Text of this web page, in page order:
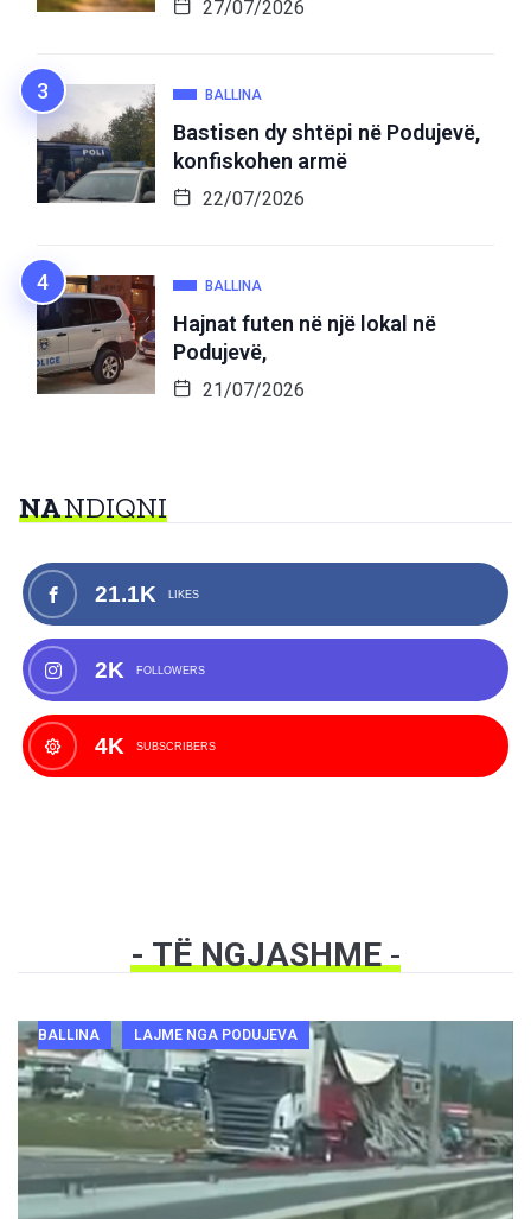
27/07/2026
BALLINA
Bastisen dy shtëpi në Podujevë,
konfiskohen armë
22/07/2026
BALLINA
Hajnat futen në një lokal në
Podujevë,
21/07/2026
NANDIQNI
21.1K LIKES
2K FOLLOWERS
4K SUBSCRIBERS
- TË NGJASHME-
BALLINA LAJME NGA PODUJEVA